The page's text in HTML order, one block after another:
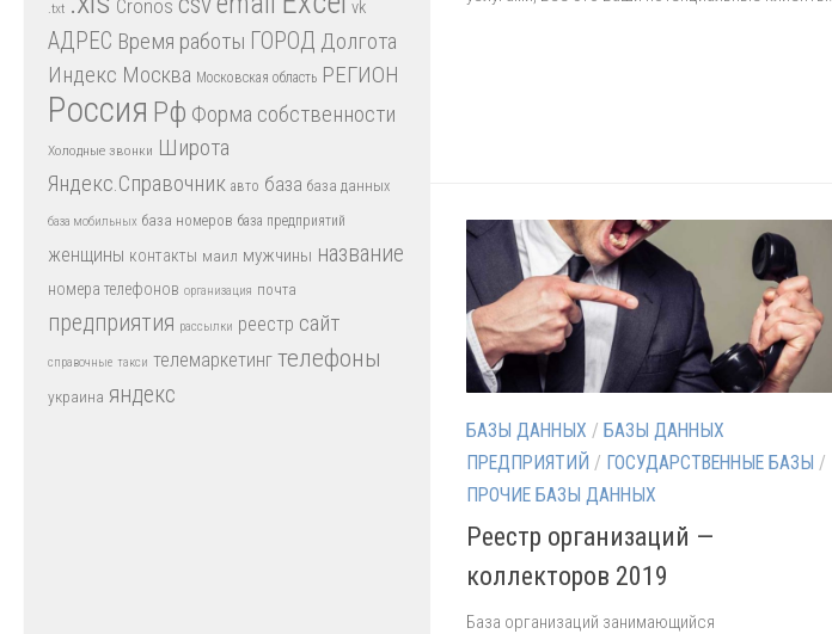
БАЗЫ ДАННЫХ / БАЗЫ ДАННЫХ
ПРЕДПРИЯТИЙ / ГОСУДАРСТВЕННЫЕ БАЗЫ /
ПРОЧИЕ БАЗЫ ДАННЫХ
Реестр организаций —
коллекторов 2019
База организаций занимающийся
.txt Cronos vk
АДРЕС Время работы ГОРОД Долгота
Индекс Москва Московская область РЕГИОН
Россия Рф Форма собственности
Холодные звонки Широта
Яндекс.Справочник авто база база данных
база мобильных база номеров база предприятий
женщины контакты маил мужчины название
номера телефонов организация почта
предприятия рассылки реестр сайт
справочные такси телемаркетинг телефоны
украина яндекс